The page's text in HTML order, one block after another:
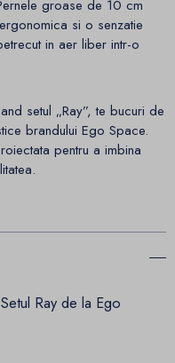
groase de 10 cm
si o senzatie
in aer liber intr-o
setul „Ray”, te bucuri de
brandului Ego Space.
pentru a imbina
Ray de la Ego